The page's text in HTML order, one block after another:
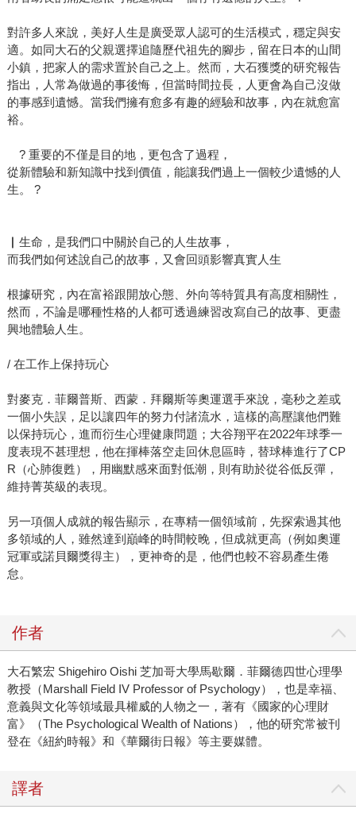
對許多人來說，美好人生是廣受眾人認可的生活模式，穩定與安
適。如同大石的父親選擇追隨歷代祖先的腳步，留在日本的山間
小鎮，把家人的需求置於自己之上。然而，大石獲獎的研究報告
指出，人常為做過的事後悔，但當時間拉長，人更會為自己沒做
的事感到遺憾。當我們擁有愈多有趣的經驗和故事，內在就愈富
裕。
? 重要的不僅是目的地，更包含了過程，
從新體驗和新知識中找到價值，能讓我們過上一個較少遺憾的人
生。 ?
▏生命，是我們口中關於自己的人生故事，
而我們如何述說自己的故事，又會回頭影響真實人生
根據研究，內在富裕跟開放心態、外向等特質具有高度相關性，
然而，不論是哪種性格的人都可透過練習改寫自己的故事、更盡
興地體驗人生。
/ 在工作上保持玩心
對麥克．菲爾普斯、西蒙．拜爾斯等奧運選手來說，毫秒之差或
一個小失誤，足以讓四年的努力付諸流水，這樣的高壓讓他們難
以保持玩心，進而衍生心理健康問題；大谷翔平在2022年球季一
度表現不甚理想，他在揮棒落空走回休息區時，替球棒進行了CP
R（心肺復甦），用幽默感來面對低潮，則有助於從谷低反彈，
維持菁英級的表現。
另一項個人成就的報告顯示，在專精一個領域前，先探索過其他
多領域的人，雖然達到巔峰的時間較晚，但成就更高（例如奧運
冠軍或諾貝爾獎得主），更神奇的是，他們也較不容易產生倦
怠。
作者
大石繁宏 Shigehiro Oishi 芝加哥大學馬歇爾．菲爾德四世心理學
教授（Marshall Field IV Professor of Psychology），也是幸福、
意義與文化等領域最具權威的人物之一，著有《國家的心理財
富》（The Psychological Wealth of Nations），他的研究常被刊
登在《紐約時報》和《華爾街日報》等主要媒體。
譯者